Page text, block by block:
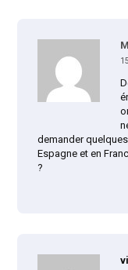
demander
Espagne et en
?